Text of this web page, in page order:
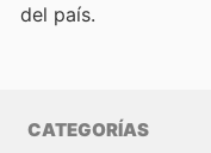
del país.
CATEGORÍAS